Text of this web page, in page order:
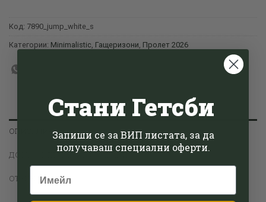
Код: 7890_jump_white_s
Категории: Minimalistic, Гащеризони, Пролет 2026
ОПИСАНИЕ
ДОПЪЛНИТЕЛНА ИНФОРМАЦИЯ
ОТЗИВИ (0)
Стани Гетсби
Запиши се за ВИП листата, за да
получаваш специални оферти.